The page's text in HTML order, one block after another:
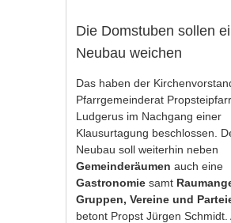
Die Domstuben sollen
Neubau weichen
Das haben der
Pfarrgemeinderat
Ludgerus im Nachgang einer
Klausurtagung beschlossen.
Neubau soll weiterhin neben
Gemeinderäumenauch eine
Gastronomiesamt
Gruppen, Vereine und
betont Propst Jürgen Schmidt.